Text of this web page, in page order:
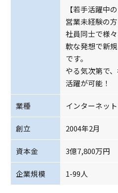
【若手活躍中
営業未経験の
社員同士で様
軟な発想で新
です。
やる気次第で
活躍が可能！
業種 インターネッ
創立 2004年2月
資本金 3億7,800万円
企業規模 1-99人